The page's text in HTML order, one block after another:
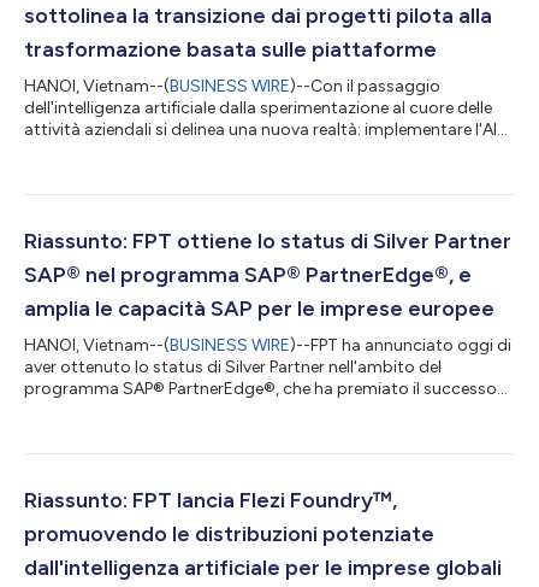
sottolinea la transizione dai progetti pilota alla
trasformazione basata sulle piattaforme
HANOI, Vietnam--(BUSINESS WIRE)--Con il passaggio
dell'intelligenza artificiale dalla sperimentazione al cuore delle
attività aziendali si delinea una nuova realtà: implementare l'AI
ha annunciato il rilascio di uno studio globale sulla leadership di
Blueprint for Scaling Enterprise AI" (Dai progetti pilota alle
Riassunto: FPT ottiene lo status di Silver Partner
SAP® nel programma SAP® PartnerEdge®, e
amplia le capacità SAP per le imprese europee
HANOI, Vietnam--(BUSINESS WIRE)--FPT ha annunciato oggi di
aver ottenuto lo status di Silver Partner nell'ambito del
programma SAP® PartnerEdge®, che ha premiato il successo
riconoscimento rispecchia la presenza in crescita di FPT in
a sostegno di imprese leader, tra cui E.ON, RWE e IONITY, negli
Riassunto: FPT lancia Flezi Foundry™,
promuovendo le distribuzioni potenziate
dall'intelligenza artificiale per le imprese globali